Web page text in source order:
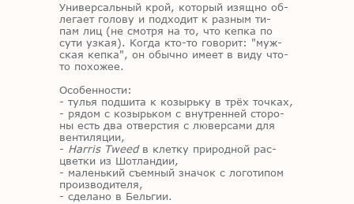
Уни­вер­саль­ный крой, ко­то­рый изящ­но об­
ле­га­ет го­ло­ву и под­хо­дит к раз­ным ти­
пам лиц (не смот­ря на то, что кеп­ка по
сути уз­кая). Ко­гда кто-то го­во­рит: "муж­
ская кеп­ка", он обыч­но име­ет в виду что-
то по­хо­жее.
Осо­бен­но­сти:
- ту­лья под­ши­та к ко­зырь­ку в трёх точ­ках,
- ря­дом с ко­зырь­ком с внут­рен­ней сто­ро­
ны есть два от­вер­стия с лю­вер­са­ми для
вен­ти­ля­ции,
- Harris Tweedв клет­ку при­род­ной рас­
цвет­ки из Шот­лан­дии,
- ма­лень­кий съем­ный зна­чок с ло­го­ти­пом
про­из­во­ди­те­ля,
- сде­ла­но в Бель­гии.